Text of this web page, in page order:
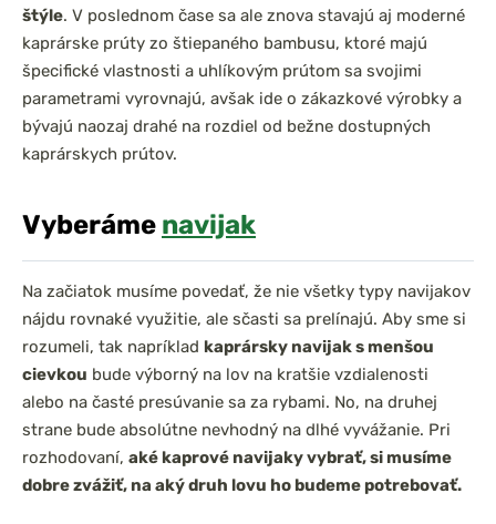
štýle. V poslednom čase sa ale znova stavajú aj moderné
kaprárske prúty zo štiepaného bambusu, ktoré majú
špecifické vlastnosti a uhlíkovým prútom sa svojimi
parametrami vyrovnajú, avšak ide o zákazkové výrobky a
bývajú naozaj drahé na rozdiel od bežne dostupných
kaprárskych prútov.
Vyberáme navijak
Na začiatok musíme povedať, že nie všetky typy navijakov
nájdu rovnaké využitie, ale sčasti sa prelínajú. Aby sme si
rozumeli, tak napríklad kaprársky navijak s menšou
cievkou bude výborný na lov na kratšie vzdialenosti
alebo na časté presúvanie sa za rybami. No, na druhej
strane bude absolútne nevhodný na dlhé vyvážanie. Pri
rozhodovaní, aké kaprové navijaky vybrať, si musíme
dobre zvážiť, na aký druh lovu ho budeme potrebovať.